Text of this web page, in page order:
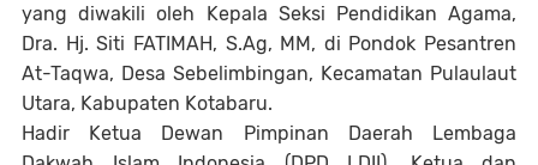
yang diwakili oleh Kepala Seksi Pendidikan Agama,
Dra. Hj. Siti FATIMAH, S.Ag, MM, di Pondok Pesantren
At-Taqwa, Desa Sebelimbingan, Kecamatan Pulaulaut
Utara, Kabupaten Kotabaru.
Hadir Ketua Dewan Pimpinan Daerah Lembaga